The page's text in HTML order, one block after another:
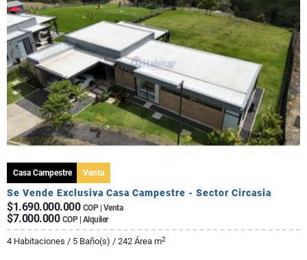
Casa Campestre Venta
Se Vende Exclusiva Casa Campestre - Sector Circasia
$1.690.000.000 COP | Venta
$7.000.000 COP | Alquiler
4 Habitaciones / 5 Baño(s) / 242 Área m2